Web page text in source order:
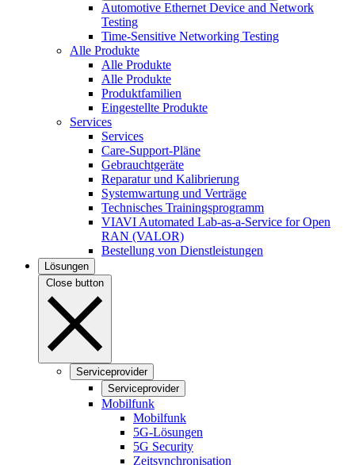
Automotive Ethernet Device and Network
Testing
Time-Sensitive Networking Testing
Alle Produkte
Alle Produkte
Alle Produkte
Produktfamilien
Eingestellte Produkte
Services
Services
Care-Support-Pläne
Gebrauchtgeräte
Reparatur und Kalibrierung
Systemwartung und Verträge
Technisches Trainingsprogramm
VIAVI Automated Lab-as-a-Service for Open
RAN (VALOR)
Bestellung von Dienstleistungen
Lösungen
Close button
Serviceprovider
Serviceprovider
Mobilfunk
Mobilfunk
5G-Lösungen
5G Security
Zeitsynchronisation